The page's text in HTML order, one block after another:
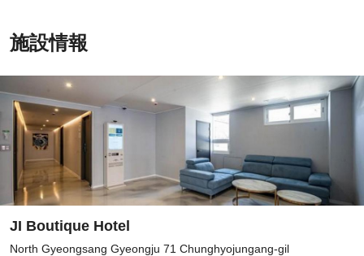
施設情報
JI Boutique Hotel
North Gyeongsang Gyeongju 71 Chunghyojungang-gil